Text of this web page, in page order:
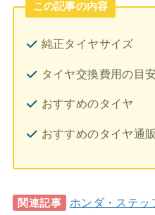
この記事の内容
純正タイヤサイズ
タイヤ交換費用の目
おすすめのタイヤ
おすすめのタイヤ通
関連記事
ホンダ・ステッ